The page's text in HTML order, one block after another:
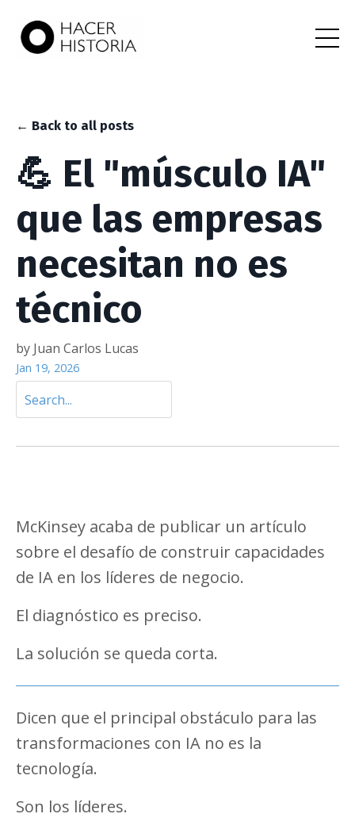
← Back to all posts
💪 El "músculo IA"
que las empresas
necesitan no es
técnico
by Juan Carlos Lucas
Jan 19, 2026
McKinsey acaba de publicar un artículo
sobre el desafío de construir capacidades
de IA en los líderes de negocio.
El diagnóstico es preciso.
La solución se queda corta.
Dicen que el principal obstáculo para las
transformaciones con IA no es la
tecnología.
Son los líderes.